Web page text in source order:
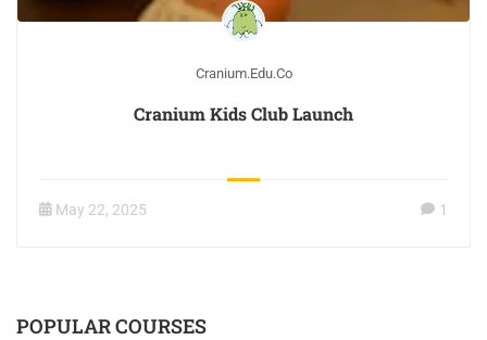
Cranium.edu.co
Cranium Kids Club Launch
May 22, 2025 1
POPULAR COURSES